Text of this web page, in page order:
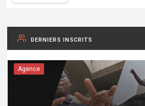
DERNIERS INSCRITS
Agence